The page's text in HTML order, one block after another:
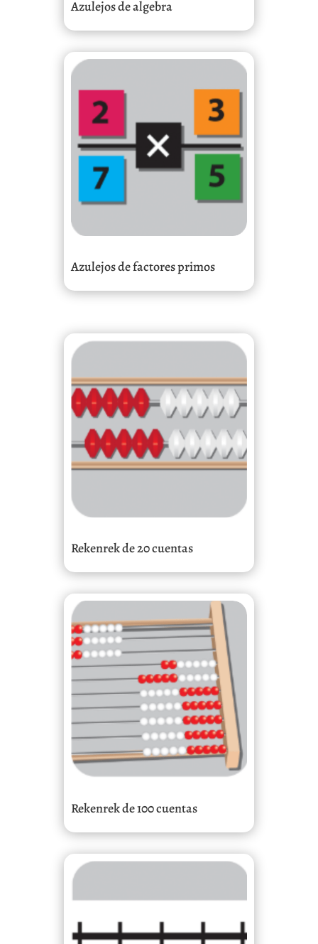
Azulejos de algebra
Azulejos de factores primos
Rekenrek de 20 cuentas
Rekenrek de 100 cuentas